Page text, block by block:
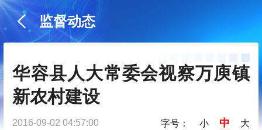
监督动态
华容县人大常委会视察万庾镇
新农村建设
2016-09-02 04:57:00 字号： 小 中 大